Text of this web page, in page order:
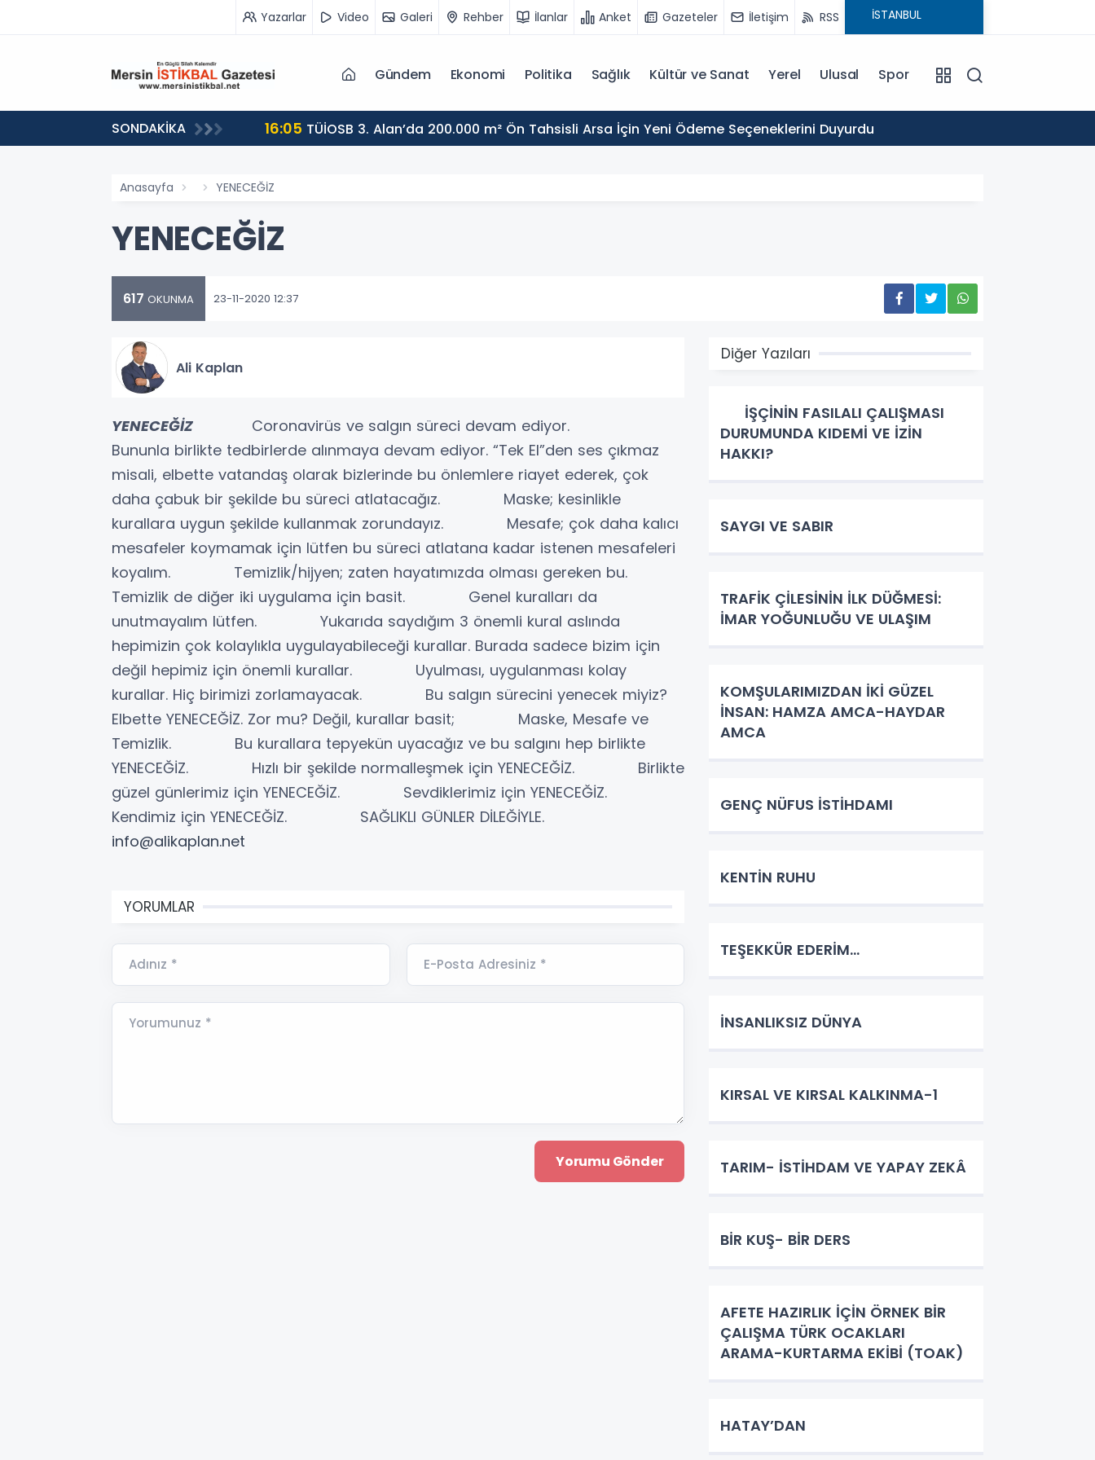
Yazarlar Video Galeri Rehber İlanlar Anket Gazeteler İletişim RSS
Gündem Ekonomi Politika Sağlık Kültür ve Sanat Yerel Ulusal Spor
SONDAKİKA 16:05 TÜİOSB 3. Alan’da 200.000 m² Ön Tahsisli Arsa İçin Yeni Ödeme Seçeneklerini Duyurdu
Anasayfa YENECEĞİZ
YENECEĞİZ
617 OKUNMA 23-11-2020 12:37
Ali Kaplan
YENECEĞİZ Coronavirüs ve salgın süreci devam ediyor.
Bununla birlikte tedbirlerde alınmaya devam ediyor. “Tek El”den ses çıkmaz
misali, elbette vatandaş olarak bizlerinde bu önlemlere riayet ederek, çok
daha çabuk bir şekilde bu süreci atlatacağız. Maske; kesinlikle
kurallara uygun şekilde kullanmak zorundayız. Mesafe; çok daha kalıcı
mesafeler koymamak için lütfen bu süreci atlatana kadar istenen mesafeleri
koyalım. Temizlik/hijyen; zaten hayatımızda olması gereken bu.
Temizlik de diğer iki uygulama için basit. Genel kuralları da
unutmayalım lütfen. Yukarıda saydığım 3 önemli kural aslında
hepimizin çok kolaylıkla uygulayabileceği kurallar. Burada sadece bizim için
değil hepimiz için önemli kurallar. Uyulması, uygulanması kolay
kurallar. Hiç birimizi zorlamayacak. Bu salgın sürecini yenecek miyiz?
Elbette YENECEĞİZ. Zor mu? Değil, kurallar basit; Maske, Mesafe ve
Temizlik. Bu kurallara tepyekün uyacağız ve bu salgını hep birlikte
YENECEĞİZ. Hızlı bir şekilde normalleşmek için YENECEĞİZ. Birlikte
güzel günlerimiz için YENECEĞİZ. Sevdiklerimiz için YENECEĞİZ.
Kendimiz için YENECEĞİZ. SAĞLIKLI GÜNLER DİLEĞİYLE.
info@alikaplan.net
YORUMLAR
Adınız * E-Posta Adresiniz *
Yorumunuz *
Diğer Yazıları
İŞÇİNİN FASILALI ÇALIŞMASI
DURUMUNDA KIDEMİ VE İZİN
HAKKI?
SAYGI VE SABIR
TRAFİK ÇİLESİNİN İLK DÜĞMESİ:
İMAR YOĞUNLUĞU VE ULAŞIM
KOMŞULARIMIZDAN İKİ GÜZEL
İNSAN: HAMZA AMCA-HAYDAR
AMCA
GENÇ NÜFUS İSTİHDAMI
KENTİN RUHU
TEŞEKKÜR EDERİM…
İNSANLIKSIZ DÜNYA
KIRSAL VE KIRSAL KALKINMA-1
TARIM- İSTİHDAM VE YAPAY ZEKÂ
BİR KUŞ- BİR DERS
AFETE HAZIRLIK İÇİN ÖRNEK BİR
ÇALIŞMA TÜRK OCAKLARI
ARAMA-KURTARMA EKİBİ (TOAK)
HATAY’DAN